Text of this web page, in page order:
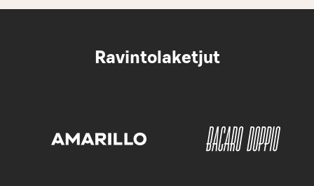
Ravintolaketjut